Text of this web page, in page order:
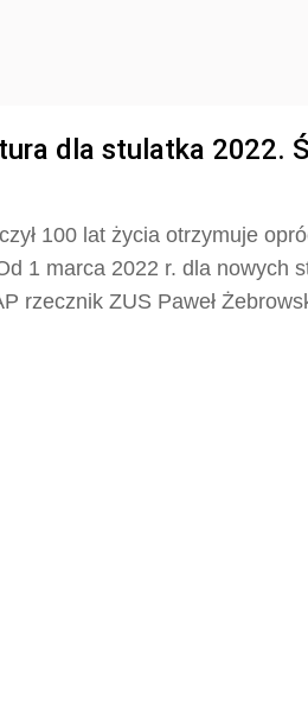
dla stulatka 2022.
100 lat życia otrzymuje
1 marca 2022 r. dla nowych
rzecznik ZUS Paweł